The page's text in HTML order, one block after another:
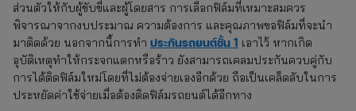
ส่วนตัวให้กับผู้ขับขี่และผู้โดยสาร การเลือกฟิล์มที่เหมาะสมควร
พิจารณาจากงบประมาณ ความต้องการ และคุณภาพขอฟิล์มที่จะนำ
มาติดด้วย นอกจากนี้การทำ ประกันรถยนต์ชั้น 1 เอาไว้ หากเกิด
อุบัติเหตุทำให้กระจกแตกหรือร้าว ยังสามารถเคลมประกันควบคู่กับ
การได้ติดฟิล์มใหม่โดยที่ไม่ต้องจ่ายเองอีกด้วย ถือเป็นเคล็ดลับในการ
ประหยัดค่าใช้จ่ายเมื่อต้องติดฟิล์มรถยนต์ได้อีกทาง